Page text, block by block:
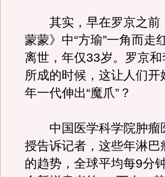
其实，早在罗京之前
蒙蒙》中“方瑜”一角而走
离世，年仅33岁。罗京
所成的时候，这让人们
年一代伸出“魔爪”？
中国医学科学院肿瘤
授告诉记者，这些年淋
的趋势，全球平均每9分